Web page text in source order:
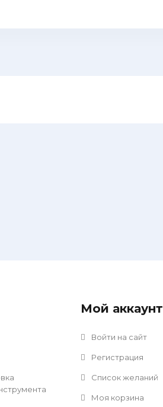
Мой аккаунт
Войти на сайт
Регистрация
Список желаний
Моя корзина